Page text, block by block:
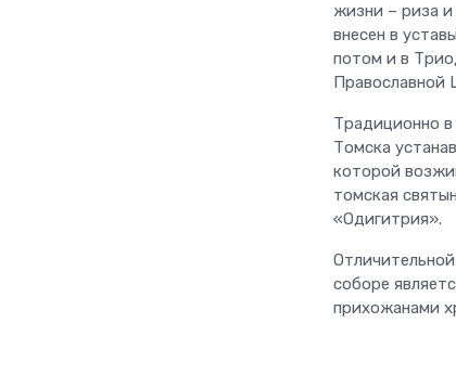
жизни – риза
внесен в
потом и в
Православной
Традиционно в
Томска
которой
томская
«Одигитрия».
соборе
прихожанами